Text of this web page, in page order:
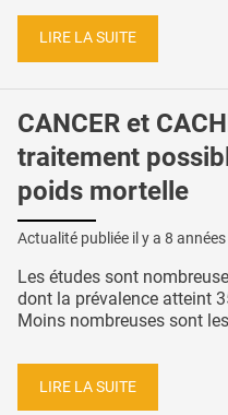
LIRE LA SUITE
CANCER et
traitement
poids mortelle
Actualité publiée il y a 8
Les études sont
dont la prévalence atteint
Moins nombreuses sont
LIRE LA SUITE